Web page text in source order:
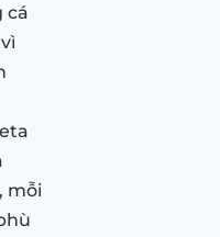
cá
mỗi